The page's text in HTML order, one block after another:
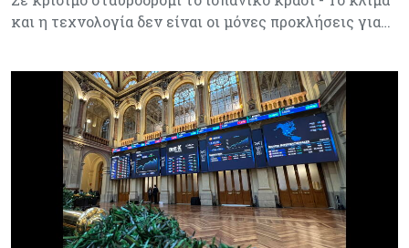
και η τεχνολογία δεν είναι οι μόνες προκλήσεις για…